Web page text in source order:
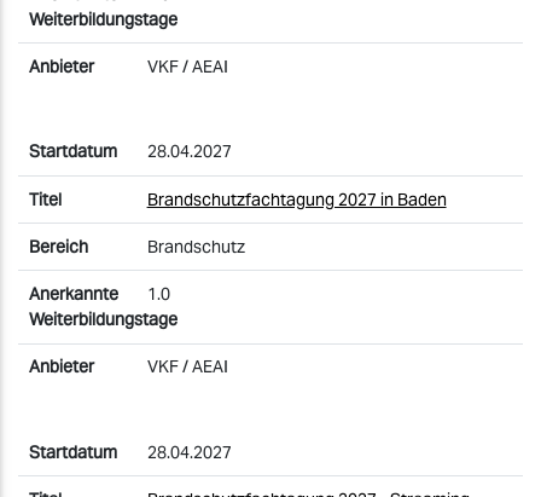
VKF / AEAI
28.04.2027
Brandschutzfachtagung 2027 in Baden
Brandschutz
1.0
VKF / AEAI
28.04.2027